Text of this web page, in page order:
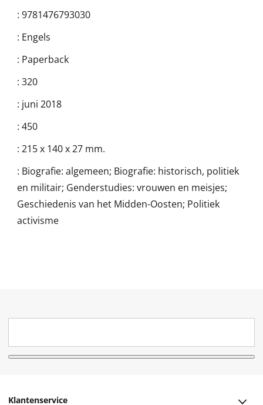
: 9781476793030
: Engels
: Paperback
: 320
: juni 2018
: 450
: 215 x 140 x 27 mm.
: Biografie: algemeen; Biografie: historisch, politiek
en militair; Genderstudies: vrouwen en meisjes;
Geschiedenis van het Midden-Oosten; Politiek
activisme
Klantenservice